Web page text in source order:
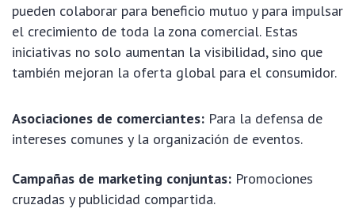
pueden colaborar para beneficio mutuo y para impulsar
el crecimiento de toda la zona comercial. Estas
iniciativas no solo aumentan la visibilidad, sino que
también mejoran la oferta global para el consumidor.
Asociaciones de comerciantes: Para la defensa de
intereses comunes y la organización de eventos.
Campañas de marketing conjuntas: Promociones
cruzadas y publicidad compartida.